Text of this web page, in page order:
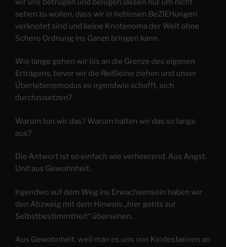
wir uns betrügen und belügen lassen nur um nicht
sehen zu wollen, dass wir in lieblosen BeZIEHungen
verknotet sind und keine Knotenoma der Welt ohne
Schere Ordnung ins Ganze bringen kann.
Wie lange gehen wir bis an die Grenze des eigenen
Ertragens, bevor wir die Reißleine ziehen und unser
Überlebensmodus es irgendwie schafft, sich
durchzusetzen?
Warum tun wir das? Warum halten wir das so lange
aus?
Die Antwort ist so einfach wie verheerend. Aus Angst.
Und aus Gewohnheit.
Irgendwo auf dem Weg ins Erwachsensein haben wir
den Abzweig mit dem Hinweis „hier gehts zur
Selbstbestimmtheit“ übersehen.
Aus Gewohnheit, weil man es uns von Kindesbeinen an